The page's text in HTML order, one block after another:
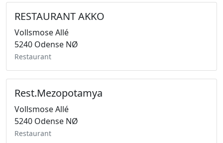
RESTAURANT AKKO
Vollsmose Allé
5240 Odense NØ
Restaurant
Rest.Mezopotamya
Vollsmose Allé
5240 Odense NØ
Restaurant